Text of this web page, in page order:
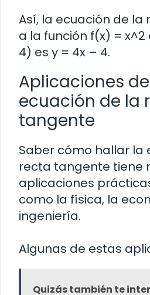
Así, la ecuación de
a la función f(x) = x^2
4) es y = 4x – 4.
Aplicaciones
ecuación de la
tangente
Saber cómo hallar la
recta tangente tiene
aplicaciones
como la física, la
ingeniería.
Algunas de estas
Quizás también te